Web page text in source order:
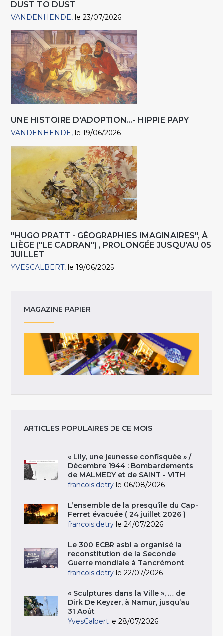
DUST TO DUST
VANDENHENDE le 23/07/2026
UNE HISTOIRE D'ADOPTION...- HIPPIE PAPY
VANDENHENDE le 19/06/2026
"HUGO PRATT - GÉOGRAPHIES IMAGINAIRES", À
LIÈGE ("LE CADRAN") , PROLONGÉE JUSQU'AU 05
JUILLET
YVESCALBERT le 19/06/2026
MAGAZINE PAPIER
ARTICLES POPULAIRES DE CE MOIS
« Lily, une jeunesse confisquée » /
Décembre 1944 : Bombardements
de MALMEDY et de SAINT - VITH
francois.detry le 06/08/2026
L’ensemble de la presqu’île du Cap-
Ferret évacuée ( 24 juillet 2026 )
francois.detry le 24/07/2026
Le 300 ECBR asbl a organisé la
reconstitution de la Seconde
Guerre mondiale à Tancrémont
francois.detry le 22/07/2026
« Sculptures dans la Ville », … de
Dirk De Keyzer, à Namur, jusqu’au
31 Août
YvesCalbert le 28/07/2026